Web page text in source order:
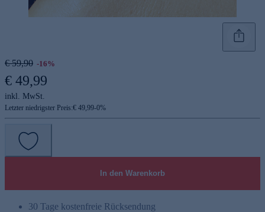
€ 59,90 -16%
€ 49,99
inkl. MwSt.
Letzter niedrigster Preis:€ 49,99-0%
In den Warenkorb
30 Tage kostenfreie Rücksendung